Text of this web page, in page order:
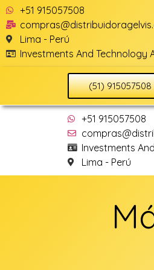
+51 915057508
Lima - Perú
Investments And Technology
(51) 915057508
+51 915057508
Investments
Lima - Perú